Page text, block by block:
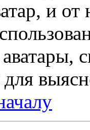
и от
аватары,